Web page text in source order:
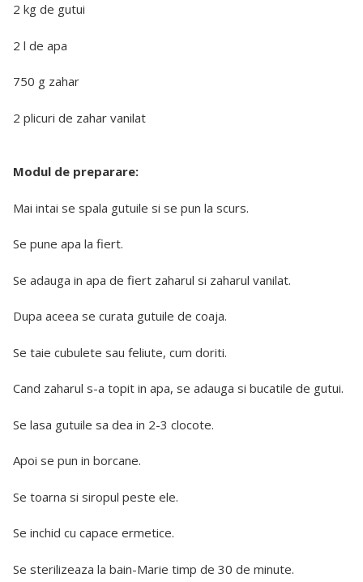
2 kg de gutui
2 l de apa
750 g zahar
2 plicuri de zahar vanilat
Modul de preparare:
Mai intai se spala gutuile si se pun la scurs.
Se pune apa la fiert.
Se adauga in apa de fiert zaharul si zaharul vanilat.
Dupa aceea se curata gutuile de coaja.
Se taie cubulete sau feliute, cum doriti.
Cand zaharul s-a topit in apa, se adauga si bucatile de gutui.
Se lasa gutuile sa dea in 2-3 clocote.
Apoi se pun in borcane.
Se toarna si siropul peste ele.
Se inchid cu capace ermetice.
Se sterilizeaza la bain-Marie timp de 30 de minute.